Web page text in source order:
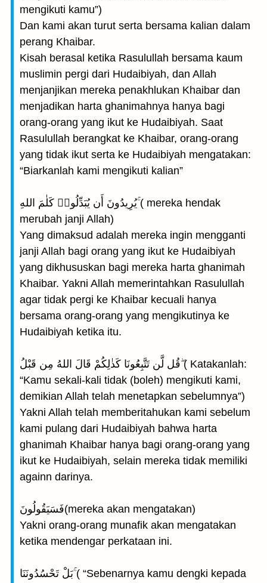
mengikuti kamu”)
Dan kami akan turut serta bersama kalian dalam
perang Khaibar.
Kisah berasal ketika Rasulullah bersama kaum
muslimin pergi dari Hudaibiyah, dan Allah
menjanjikan mereka penakhlukan Khaibar dan
menjadikan harta ghanimahnya hanya bagi
orang-orang yang ikut ke Hudaibiyah. Saat
Rasulullah berangkat ke Khaibar, orang-orang
yang tidak ikut serta ke Hudaibiyah mengatakan:
“Biarkanlah kami mengikuti kalian”
يُرِيدُونَ أَن يُبَدِّلُوا۟ كَلٰمَ اللهِ ۚ( mereka hendak
merubah janji Allah)
Yang dimaksud adalah mereka ingin mengganti
janji Allah bagi orang yang ikut ke Hudaibiyah
yang dikhususkan bagi mereka harta ghanimah
Khaibar. Yakni Allah memerintahkan Rasulullah
agar tidak pergi ke Khaibar kecuali hanya
bersama orang-orang yang mengikutinya ke
Hudaibiyah ketika itu.
قُل لَّن تَتَّبِعُونَا كَذٰلِكُمْ قَالَ اللهُ مِن قَبْلُ ۖ( Katakanlah:
“Kamu sekali-kali tidak (boleh) mengikuti kami,
demikian Allah telah menetapkan sebelumnya”)
Yakni Allah telah memberitahukan kami sebelum
kami pulang dari Hudaibiyah bahwa harta
ghanimah Khaibar hanya bagi orang-orang yang
ikut ke Hudaibiyah, selain mereka tidak memiliki
againn darinya.
فَسَيَقُولُونَ(mereka akan mengatakan)
Yakni orang-orang munafik akan mengatakan
ketika mendengar perkataan ini.
بَلْ تَحْسُدُونَنَا ۚ( “Sebenarnya kamu dengki kepada